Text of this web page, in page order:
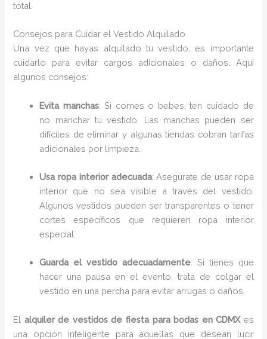
total.
Consejos para Cuidar el Vestido Alquilado
Una vez que hayas alquilado tu vestido, es importante
cuidarlo para evitar cargos adicionales o daños. Aquí
algunos consejos:
Evita manchas: Si comes o bebes, ten cuidado de
no manchar tu vestido. Las manchas pueden ser
difíciles de eliminar y algunas tiendas cobran tarifas
adicionales por limpieza.
Usa ropa interior adecuada: Asegúrate de usar ropa
interior que no sea visible a través del vestido.
Algunos vestidos pueden ser transparentes o tener
cortes específicos que requieren ropa interior
especial.
Guarda el vestido adecuadamente: Si tienes que
hacer una pausa en el evento, trata de colgar el
vestido en una percha para evitar arrugas o daños.
El alquiler de vestidos de fiesta para bodas en CDMXes
una opción inteligente para aquellas que desean lucir